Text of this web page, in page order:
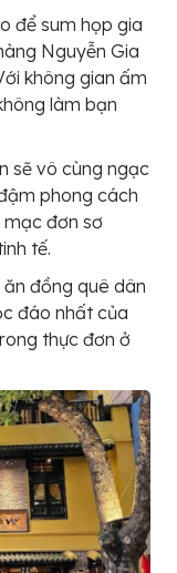
để sum họp gia
Nguyễn Gia
không gian ấm
làm bạn
sẽ vô cùng ngạc
phong cách
đơn sơ
tế.
đồng quê dân
đáo nhất của
thực đơn ở